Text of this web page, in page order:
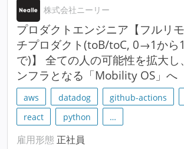
株式会社ニーリー
プロダクトエンジニア【フルリ
チプロダクト(toB/toC, 0→1か
で)】 全ての人の可能性を拡大し
ンフラとなる「Mobility OS」へ
aws datadog github-actions
react
python …
雇用形態 正社員